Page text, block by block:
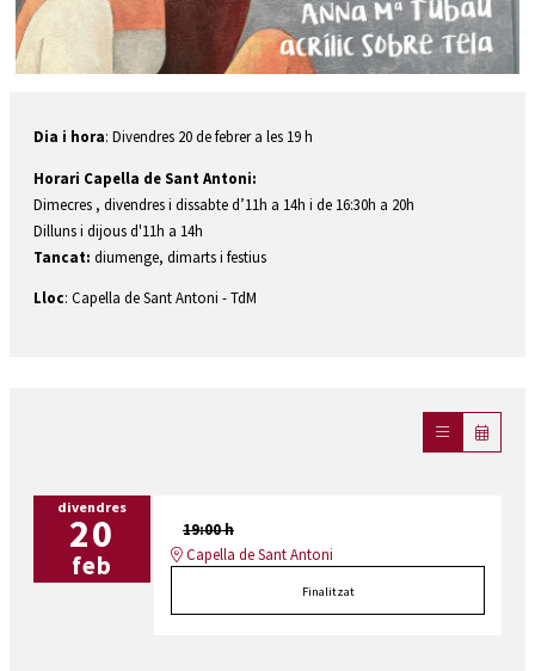
Dia i hora: Divendres 20 de febrer a les 19 h
Horari Capella de Sant Antoni:
Dimecres , divendres i dissabte d’11h a 14h i de 16:30h a 20h
Dilluns i dijous d'11h a 14h
Tancat: diumenge, dimarts i festius
Lloc: Capella de Sant Antoni - TdM
divendres
20
feb
19:00 h
Capella de Sant Antoni
Finalitzat